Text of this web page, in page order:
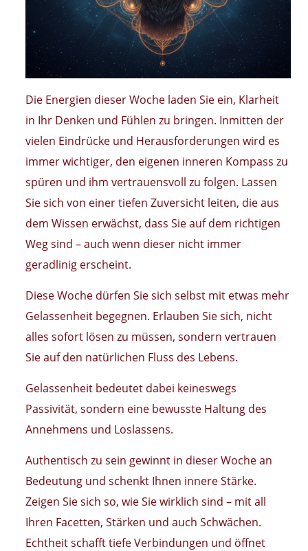
Die Energien dieser Woche laden Sie ein, Klarheit
in Ihr Denken und Fühlen zu bringen. Inmitten der
vielen Eindrücke und Herausforderungen wird es
immer wichtiger, den eigenen inneren Kompass zu
spüren und ihm vertrauensvoll zu folgen. Lassen
Sie sich von einer tiefen Zuversicht leiten, die aus
dem Wissen erwächst, dass Sie auf dem richtigen
Weg sind – auch wenn dieser nicht immer
geradlinig erscheint.
Diese Woche dürfen Sie sich selbst mit etwas mehr
Gelassenheit begegnen. Erlauben Sie sich, nicht
alles sofort lösen zu müssen, sondern vertrauen
Sie auf den natürlichen Fluss des Lebens.
Gelassenheit bedeutet dabei keineswegs
Passivität, sondern eine bewusste Haltung des
Annehmens und Loslassens.
Authentisch zu sein gewinnt in dieser Woche an
Bedeutung und schenkt Ihnen innere Stärke.
Zeigen Sie sich so, wie Sie wirklich sind – mit all
Ihren Facetten, Stärken und auch Schwächen.
Echtheit schafft tiefe Verbindungen und öffnet